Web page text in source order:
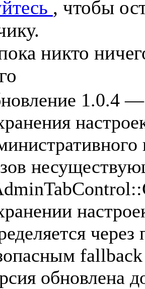
, чтобы
никто
1.0.4
обновлена